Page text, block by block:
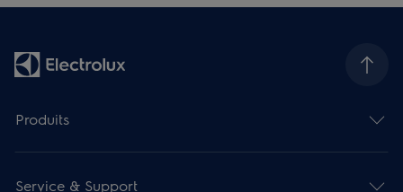
Produits
Service & Support